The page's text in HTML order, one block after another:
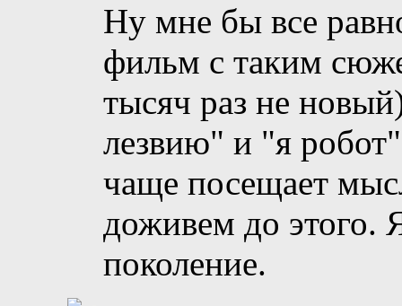
Ну мне бы все
фильм с таким
тысяч раз не
лезвию" и "я
чаще посещает
доживем до
поколение.